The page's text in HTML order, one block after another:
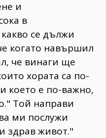
и
в
се дължи
когато навършил
че винаги ще
хората са по-
което е по-важно,
Той направи
ми послужи
здрав живот."